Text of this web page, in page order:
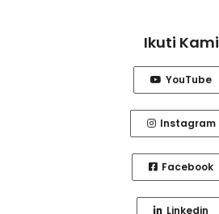
Ikuti Kami
YouTube
Instagram
Facebook
Linkedin